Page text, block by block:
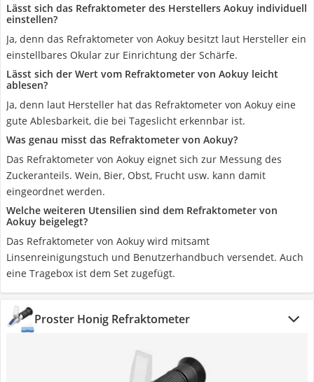
Lässt sich das Refraktometer des Herstellers Aokuy individuell
einstellen?
Ja, denn das Refraktometer von Aokuy besitzt laut Hersteller ein
einstellbares Okular zur Einrichtung der Schärfe.
Lässt sich der Wert vom Refraktometer von Aokuy leicht
ablesen?
Ja, denn laut Hersteller hat das Refraktometer von Aokuy eine
gute Ablesbarkeit, die bei Tageslicht erkennbar ist.
Was genau misst das Refraktometer von Aokuy?
Das Refraktometer von Aokuy eignet sich zur Messung des
Zuckeranteils. Wein, Bier, Obst, Frucht usw. kann damit
eingeordnet werden.
Welche weiteren Utensilien sind dem Refraktometer von
Aokuy beigelegt?
Das Refraktometer von Aokuy wird mitsamt
Linsenreinigungstuch und Benutzerhandbuch versendet. Auch
eine Tragebox ist dem Set zugefügt.
Proster Honig Refraktometer